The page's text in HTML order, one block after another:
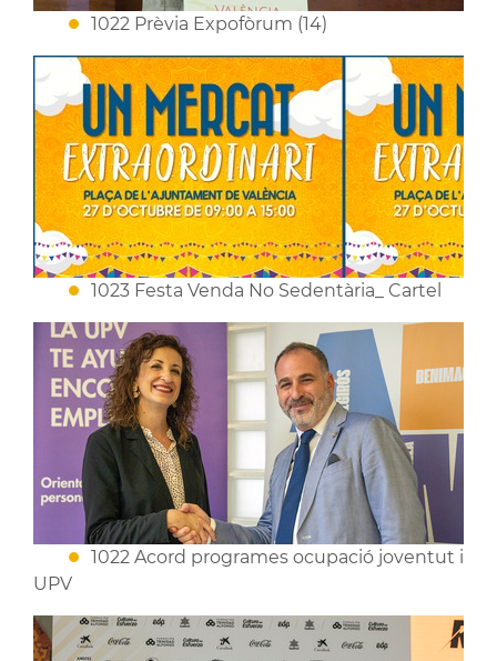
1022 Prèvia Expofòrum (14)
1023 Festa Venda No Sedentària_ Cartel
1022 Acord programes ocupació joventut i
UPV